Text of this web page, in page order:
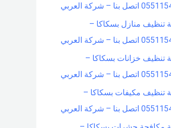
بنا – شركة العربي
تنظيف منازل بسكاكا –
بنا – شركة العربي
تنظيف خزانات بسكاكا –
بنا – شركة العربي
تنظيف مكيفات بسكاكا –
بنا – شركة العربي